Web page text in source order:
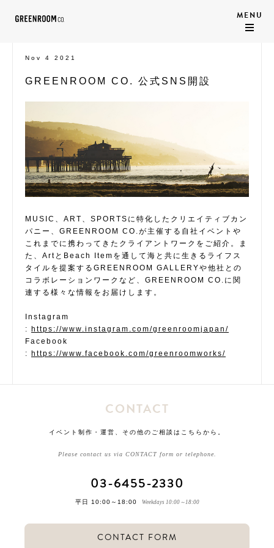
Nov 4 2021
GREENROOM CO. 公式SNS開設
MUSIC、ART、SPORTSに特化したクリエイティブカン
パニー、GREENROOM CO.が主催する自社イベントや
これまでに携わってきたクライアントワークをご紹介。ま
た、ArtとBeach Itemを通して海と共に生きるライフス
タイルを提案するGREENROOM GALLERYや他社との
コラボレーションワークなど、GREENROOM CO.に関
連する様々な情報をお届けします。
Instagram
: https://www.instagram.com/greenroomjapan/
Facebook
: https://www.facebook.com/greenroomworks/
CONTACT
イベント制作・運営、その他のご相談はこちらから。
Please contact us via CONTACT form or telephone.
03-6455-2330
平日 10:00～18:00 Weekdays 10:00～18:00
CONTACT FORM